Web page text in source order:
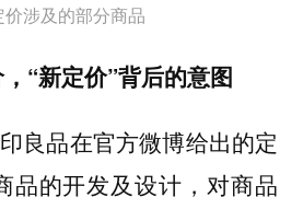
价涉及的部分商品
“新定价”背后的意图
良品在官方微博给出的定
品的开发及设计，对商品